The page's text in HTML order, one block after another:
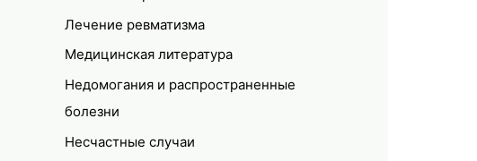
Лечение ревматизма
Медицинская литература
Недомогания и распространенные
болезни
Несчастные случаи